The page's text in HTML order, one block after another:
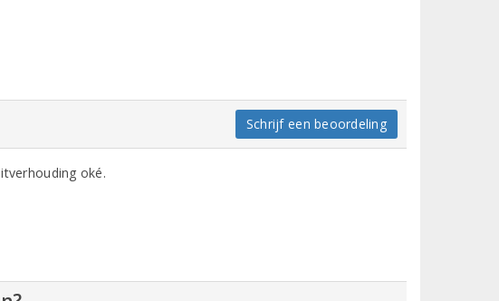
Schrijf een beoordeling
oké.